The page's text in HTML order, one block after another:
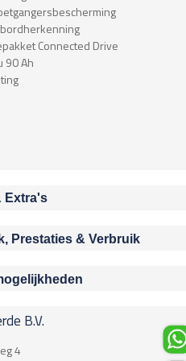
Connected Drive
90 Ah
Extra's
met CD-speler
control
Prestaties & Verbruik
B.V.
4